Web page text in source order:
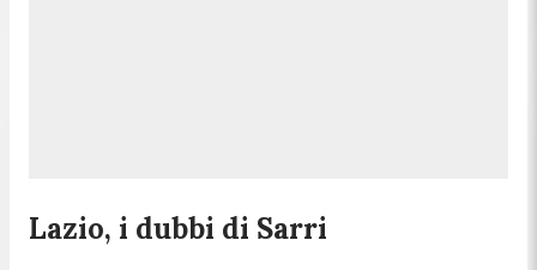
Lazio, i dubbi di Sarri